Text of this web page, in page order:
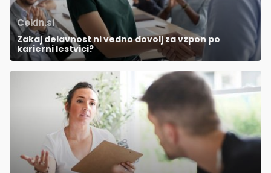
Cekin.si
Zakaj delavnost ni vedno dovolj za vzpon po
karierni lestvici?